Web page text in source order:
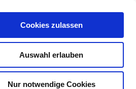
Cookies zulassen
Auswahl erlauben
Nur notwendige Cookies